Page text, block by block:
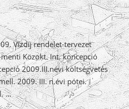
Vízdíj rendelet-tervezet
Közokt. Int. koncepció
2009.III.névi költségvetés
2009. III. n.évi pótei.
…